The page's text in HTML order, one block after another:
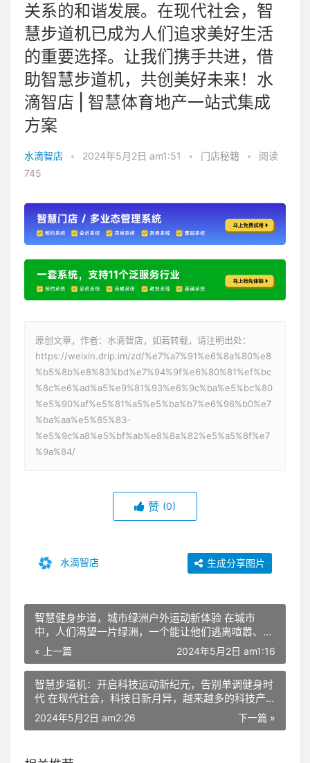
关系的和谐发展。在现代社会，智
慧步道机已成为人们追求美好生活
的重要选择。让我们携手共进，借
助智慧步道机，共创美好未来！水
滴智店 | 智慧体育地产一站式集成
方案
水滴智店 • 2024年5月2日 am1:51 • 门店秘籍 •
阅读
745
原创文章，作者：水滴智店，如若转载，请注明出处：
https://weixin.drip.im/zd/%e7%a7%91%e6%8a%80%e8
%b5%8b%e8%83%bd%e7%94%9f%e6%80%81%ef%bc
%8c%e6%ad%a5%e9%81%93%e6%9c%ba%e5%bc%80
%e5%90%af%e5%81%a5%e5%ba%b7%e6%96%b0%e7
%ba%aa%e5%85%83-
%e5%9c%a8%e5%bf%ab%e8%8a%82%e5%a5%8f%e7
%9a%84/
赞 (0)
水滴智店 生成分享图片
智慧健身步道，城市绿洲户外运动新体验 在城市
中，人们渴望一片绿洲，一个能让他们逃离喧嚣、放
松身心的地方。而如今，这样的绿洲不仅存在于大自
然中，还出现在了我们的健身房和户外运动场所。科
技健身的智慧步道机，正是这片绿洲的代表之作。它
将科技与健身相结合，为城市居民带来一场全新的运
动体验，让户外运动变得更加有趣、富有活力。 智
慧步道机的外观设计时尚独特，采用环保材料打造，
与户外环境和谐共生。它具备智能语音指导、实时数
时，还能感受到科技带来的便捷与乐趣。 首先，智
« 上一篇 2024年5月2日 am1:16
智慧步道机：开启科技运动新纪元，告别单调健身时
代 在现代社会，科技日新月异，越来越多的科技产
品进入到我们的日常生活中。运动健身领域也不例
外，传统的健身器材已经无法满足人们对运动乐趣的
下一篇 »
2024年5月2日 am2:26